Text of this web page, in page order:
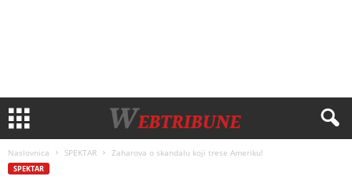
Naslovnica SPEKTAR Zaharova o skandalu koji trese Ameriku!
SPEKTAR